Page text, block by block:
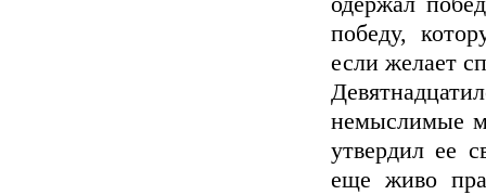
победу,
если желает
немыслимые
утвердил ее
еще живо